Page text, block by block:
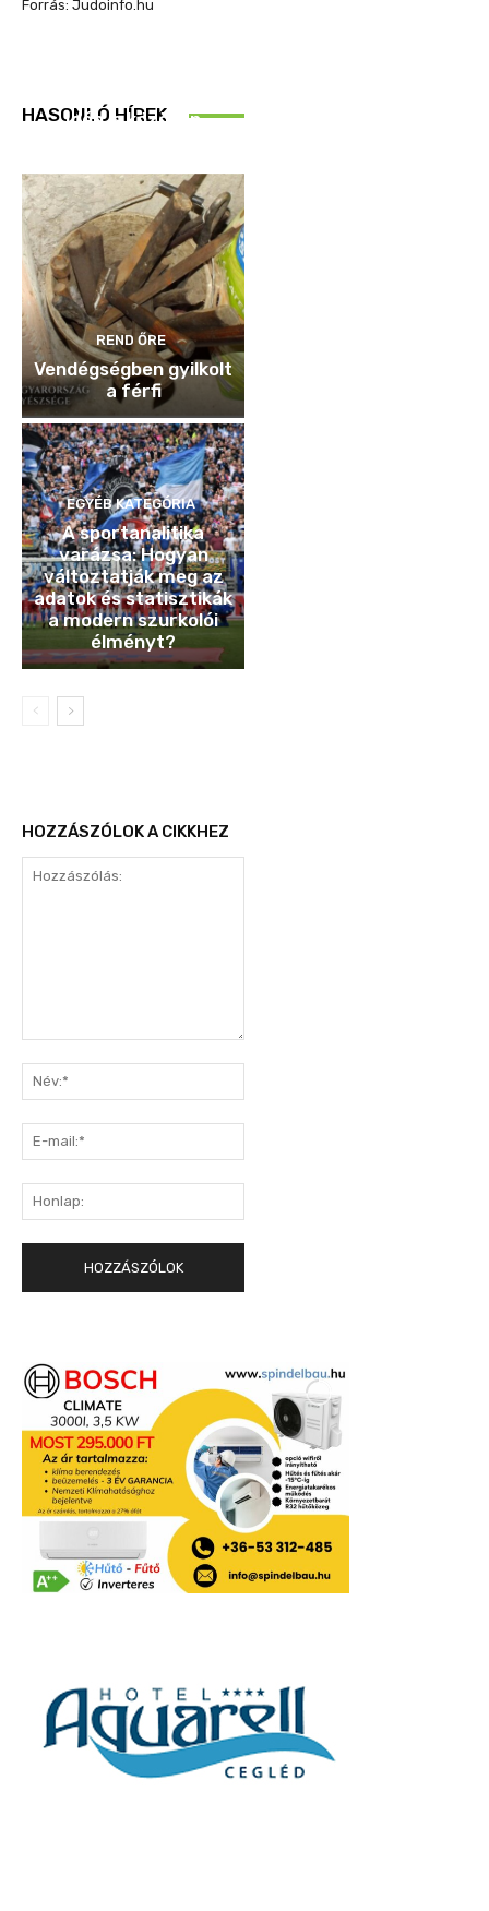
Forrás: Judoinfo.hu
HASONLÓ HÍREK
Idén is közösen
REND ŐRE
Vendégségben gyilkolt
a férfi
EGYÉB KATEGÓRIA
A sportanalitika
varázsa: Hogyan
változtatják meg az
adatok és statisztikák
a modern szurkolói
élményt?
HOZZÁSZÓLOK A CIKKHEZ
mail:*